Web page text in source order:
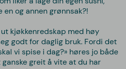
og annen grønnsak?!
kjøkkenredskap med høy
godt for daglig bruk. Fordi det
vi spise i dag?» høres jo både
greit å vite at du har